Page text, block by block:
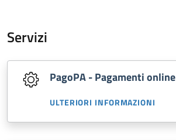
Servizi
PagoPA - Pagamenti online
ULTERIORI INFORMAZIONI